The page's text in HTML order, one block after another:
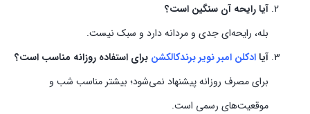
آیا رایحه آن سنگین است؟
بله، رایحه‌ای جدی و مردانه دارد و سبک نیست.
آیا ادکلن امبر نویر برندکالکشن برای استفاده روزانه مناسب است؟
برای مصرف روزانه پیشنهاد نمی‌شود؛ بیشتر مناسب شب و
موقعیت‌های رسمی است.